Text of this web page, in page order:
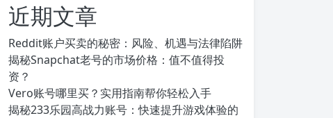
近期文章
Reddit账户买卖的秘密：风险、机遇与法律陷阱
揭秘Snapchat老号的市场价格：值不值得投
资？
Vero账号哪里买？实用指南帮你轻松入手
揭秘233乐园高战力账号：快速提升游戏体验的